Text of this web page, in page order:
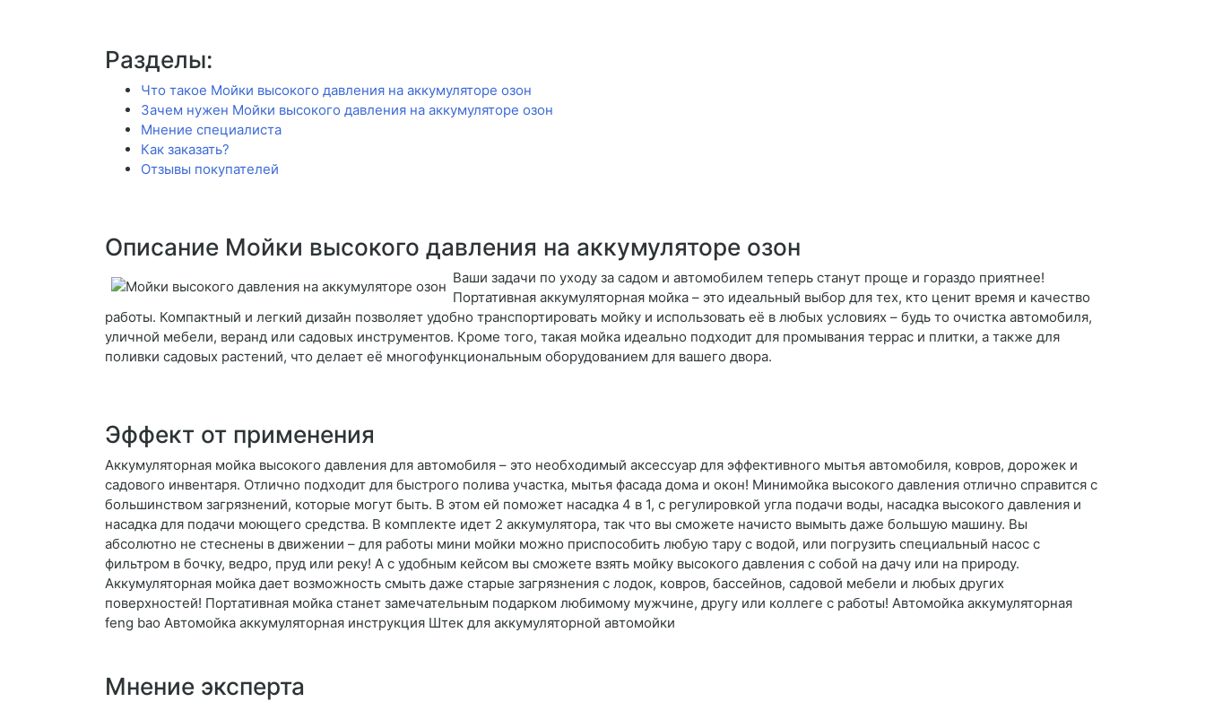
Разделы:
Что такое Мойки высокого давления на аккумуляторе озон
Зачем нужен Мойки высокого давления на аккумуляторе озон
Мнение специалиста
Как заказать?
Отзывы покупателей
Описание Мойки высокого давления на аккумуляторе озон
Ваши задачи по уходу за садом и автомобилем теперь станут проще и гораздо приятнее!
Портативная аккумуляторная мойка – это идеальный выбор для тех, кто ценит время и качество
работы. Компактный и легкий дизайн позволяет удобно транспортировать мойку и использовать её в любых условиях – будь то очистка автомобиля,
уличной мебели, веранд или садовых инструментов. Кроме того, такая мойка идеально подходит для промывания террас и плитки, а также для
поливки садовых растений, что делает её многофункциональным оборудованием для вашего двора.
Эффект от применения
Аккумуляторная мойка высокого давления для автомобиля – это необходимый аксессуар для эффективного мытья автомобиля, ковров, дорожек и
садового инвентаря. Отлично подходит для быстрого полива участка, мытья фасада дома и окон! Минимойка высокого давления отлично справится с
большинством загрязнений, которые могут быть. В этом ей поможет насадка 4 в 1, с регулировкой угла подачи воды, насадка высокого давления и
насадка для подачи моющего средства. В комплекте идет 2 аккумулятора, так что вы сможете начисто вымыть даже большую машину. Вы
абсолютно не стеснены в движении – для работы мини мойки можно приспособить любую тару с водой, или погрузить специальный насос с
фильтром в бочку, ведро, пруд или реку! А с удобным кейсом вы сможете взять мойку высокого давления с собой на дачу или на природу.
Аккумуляторная мойка дает возможность смыть даже старые загрязнения с лодок, ковров, бассейнов, садовой мебели и любых других
поверхностей! Портативная мойка станет замечательным подарком любимому мужчине, другу или коллеге с работы! Автомойка аккумуляторная
feng bao Автомойка аккумуляторная инструкция Штек для аккумуляторной автомойки
Мнение эксперта